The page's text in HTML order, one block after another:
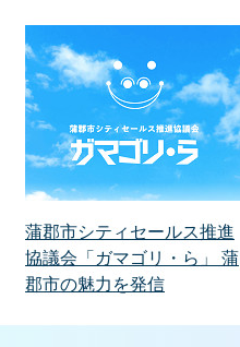
蒲郡市シティセールス推進
協議会「ガマゴリ・ら」 蒲
郡市の魅力を発信